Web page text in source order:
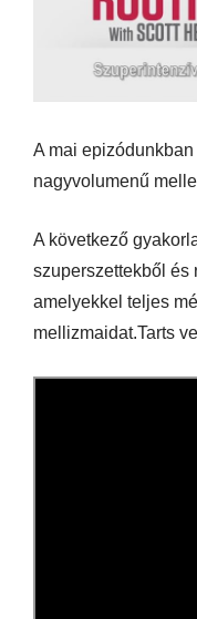
A mai
nagyvolumenű
A következő
szuperszettekből és
amelyekkel teljes
mellizmaidat.Tarts